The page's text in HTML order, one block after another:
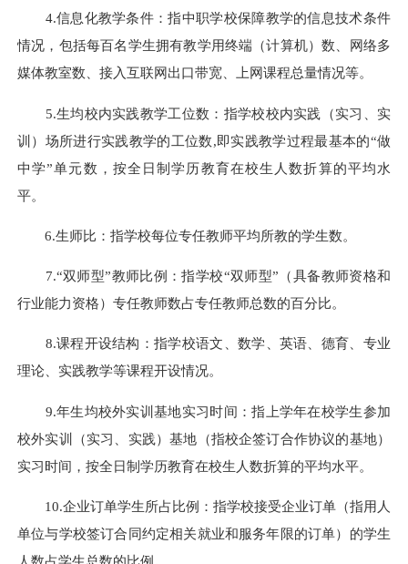
4.信息化教学条件：指中职学校保障教学的信息技术条件
情况，包括每百名学生拥有教学用终端（计算机）数、网络多
媒体教室数、接入互联网出口带宽、上网课程总量情况等。
5.生均校内实践教学工位数：指学校校内实践（实习、实
训）场所进行实践教学的工位数,即实践教学过程最基本的“做
中学”单元数，按全日制学历教育在校生人数折算的平均水
平。
6.生师比：指学校每位专任教师平均所教的学生数。
7.“双师型”教师比例：指学校“双师型”（具备教师资格和
行业能力资格）专任教师数占专任教师总数的百分比。
8.课程开设结构：指学校语文、数学、英语、德育、专业
理论、实践教学等课程开设情况。
9.年生均校外实训基地实习时间：指上学年在校学生参加
校外实训（实习、实践）基地（指校企签订合作协议的基地）
实习时间，按全日制学历教育在校生人数折算的平均水平。
10.企业订单学生所占比例：指学校接受企业订单（指用人
单位与学校签订合同约定相关就业和服务年限的订单）的学生
人数占学生总数的比例。